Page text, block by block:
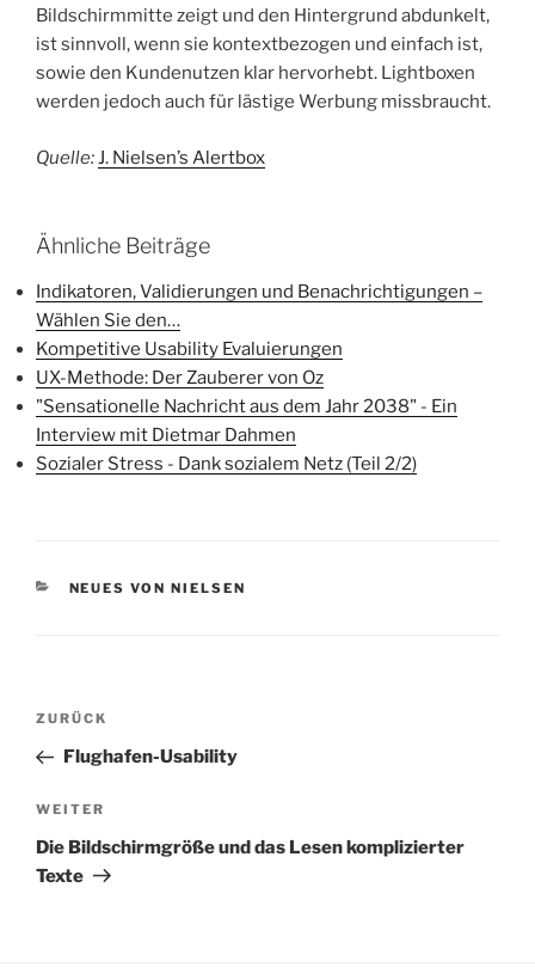
Bildschirmmitte zeigt und den Hintergrund abdunkelt,
ist sinnvoll, wenn sie kontextbezogen und einfach ist,
sowie den Kundenutzen klar hervorhebt. Lightboxen
werden jedoch auch für lästige Werbung missbraucht.
Quelle:J. Nielsen’s Alertbox
Ähnliche Beiträge
Indikatoren, Validierungen und Benachrichtigungen –
Wählen Sie den…
Kompetitive Usability Evaluierungen
UX-Methode: Der Zauberer von Oz
"Sensationelle Nachricht aus dem Jahr 2038" - Ein
Interview mit Dietmar Dahmen
Sozialer Stress - Dank sozialem Netz (Teil 2/2)
KATEGORIEN
NEUES VON NIELSEN
Beitragsnavigation
Vorheriger
Beitrag
ZURÜCK
Flughafen-Usability
Nächster
Beitrag
WEITER
Die Bildschirmgröße und das Lesen komplizierter
Texte